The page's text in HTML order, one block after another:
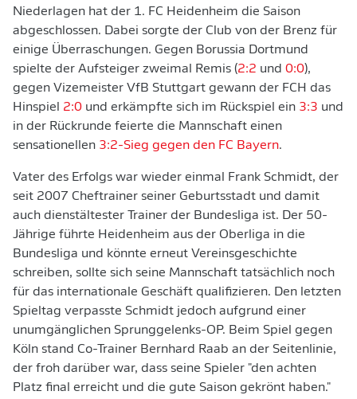
Niederlagen hat der 1. FC Heidenheim die Saison
abgeschlossen. Dabei sorgte der Club von der Brenz für
einige Überraschungen. Gegen Borussia Dortmund
spielte der Aufsteiger zweimal Remis (2:2 und 0:0),
gegen Vizemeister VfB Stuttgart gewann der FCH das
Hinspiel 2:0 und erkämpfte sich im Rückspiel ein 3:3 und
in der Rückrunde feierte die Mannschaft einen
sensationellen 3:2-Sieg gegen den FC Bayern.
Vater des Erfolgs war wieder einmal Frank Schmidt, der
seit 2007 Cheftrainer seiner Geburtsstadt und damit
auch dienstältester Trainer der Bundesliga ist. Der 50-
Jährige führte Heidenheim aus der Oberliga in die
Bundesliga und könnte erneut Vereinsgeschichte
schreiben, sollte sich seine Mannschaft tatsächlich noch
für das internationale Geschäft qualifizieren. Den letzten
Spieltag verpasste Schmidt jedoch aufgrund einer
unumgänglichen Sprunggelenks-OP. Beim Spiel gegen
Köln stand Co-Trainer Bernhard Raab an der Seitenlinie,
der froh darüber war, dass seine Spieler "den achten
Platz final erreicht und die gute Saison gekrönt haben."